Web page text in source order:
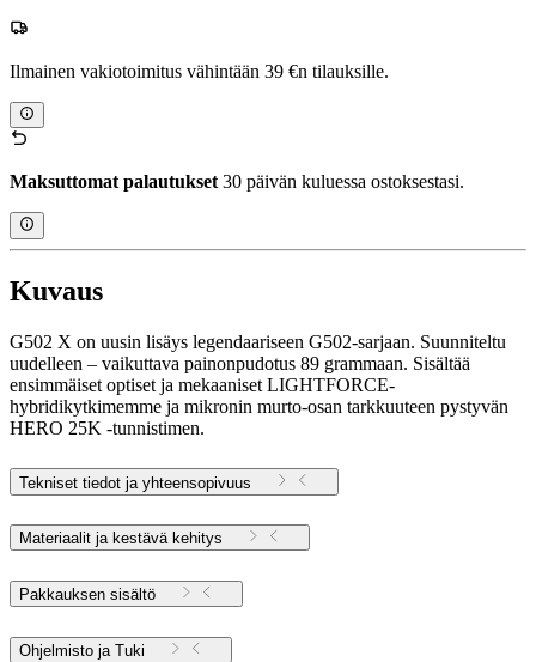
Ilmainen vakiotoimitus vähintään 39 €n tilauksille.
Maksuttomat palautukset30 päivän kuluessa ostoksestasi.
Kuvaus
G502 X on uusin lisäys legendaariseen G502-sarjaan. Suunniteltu
uudelleen – vaikuttava painonpudotus 89 grammaan. Sisältää
ensimmäiset optiset ja mekaaniset LIGHTFORCE-
hybridikytkimemme ja mikronin murto-osan tarkkuuteen pystyvän
HERO 25K -tunnistimen.
Tekniset tiedot ja yhteensopivuus
Materiaalit ja kestävä kehitys
Pakkauksen sisältö
Ohjelmisto ja Tuki